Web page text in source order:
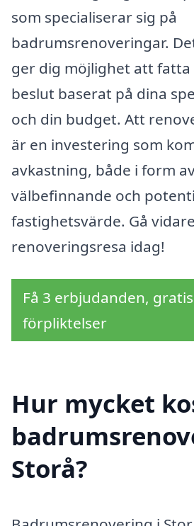
som specialiserar sig på
badrumsrenoveringar.
ger dig möjlighet att
beslut baserat på dina
och din budget. Att
är en investering som
avkastning, både i form
välbefinnande och
fastighetsvärde. Gå
renoveringsresa idag!
Få 3 erbjudanden,
förpliktelser
Hur mycket
Storå?